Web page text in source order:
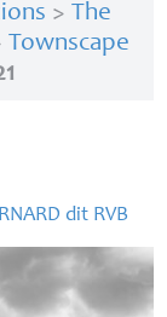
> The
Townscape
dit RVB